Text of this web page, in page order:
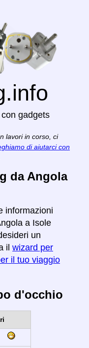
gadgets
lavori in corso, ci
di aiutarci con
da Angola
informazioni
a Isole
un
il wizard per
il tuo viaggio
d'occhio